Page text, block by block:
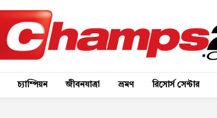
চ্যাম্পিয়ন জীবনযাত্রা ভ্রমণ রিসোর্স সেন্টার